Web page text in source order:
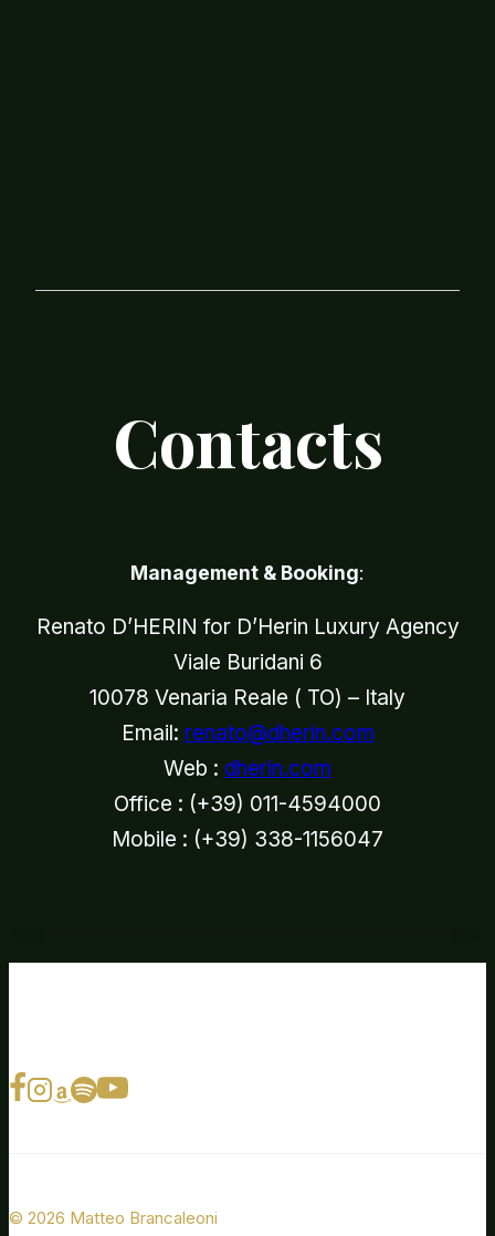
Contacts
Management & Booking:
Renato D’HERIN for D’Herin Luxury Agency
Viale Buridani 6
10078 Venaria Reale ( TO) – Italy
Email: renato@dherin.com
Web : dherin.com
Office : (+39) 011-4594000
Mobile : (+39) 338-1156047
© 2026 Matteo Brancaleoni